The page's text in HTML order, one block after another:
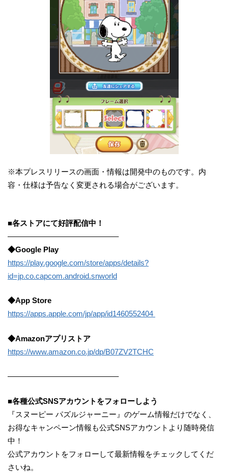
※本プレスリリースの画面・情報は開発中のものです。内
容・仕様は予告なく変更される場合がございます。
■各ストアにて好評配信中！
——————————————–
◆Google Play
https://play.google.com/store/apps/details?
id=jp.co.capcom.android.snworld
◆App Store
https://apps.apple.com/jp/app/id1460552404
◆Amazonアプリストア
https://www.amazon.co.jp/dp/B07ZV2TCHC
——————————————–
■各種公式SNSアカウントをフォローしよう
『スヌーピー パズルジャーニー』のゲーム情報だけでなく、
お得なキャンペーン情報も公式SNSアカウントより随時発信
中！
公式アカウントをフォローして最新情報をチェックしてくだ
さいね。